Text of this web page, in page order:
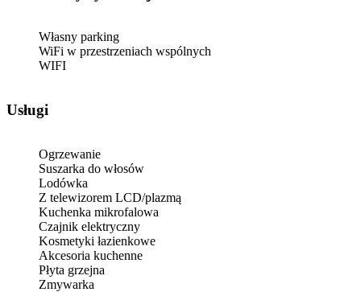
Własny parking
WiFi w przestrzeniach wspólnych
WIFI
Usługi
Ogrzewanie
Suszarka do włosów
Lodówka
Z telewizorem LCD/plazmą
Kuchenka mikrofalowa
Czajnik elektryczny
Kosmetyki łazienkowe
Akcesoria kuchenne
Płyta grzejna
Zmywarka